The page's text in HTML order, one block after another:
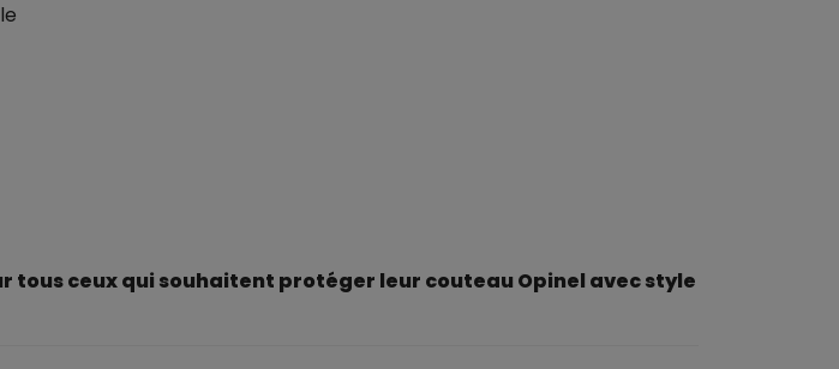
tous ceux qui souhaitent protéger leur couteau Opinel avec style